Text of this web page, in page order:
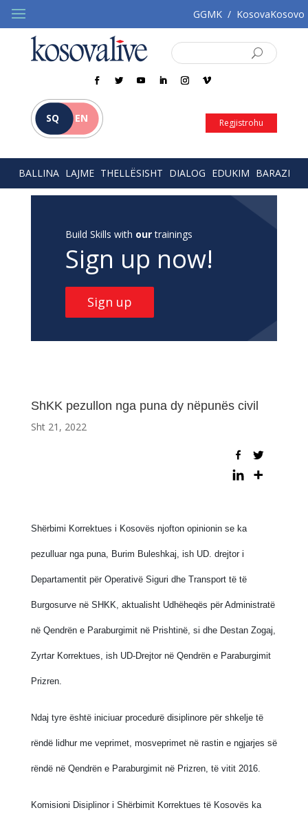
GGMK / KosovaKosovo
SQ EN Regjistrohu
BALLINA LAJME THELLËSISHT DIALOG EDUKIM BARAZI
Build Skills with ourtrainings
Sign up now!
Sign up
ShKK pezullon nga puna dy nëpunës civil
Sht 21, 2022
Shërbimi Korrektues i Kosovës njofton opinionin se ka
pezulluar nga puna, Burim Buleshkaj, ish UD. drejtor i
Departamentit për Operativë Siguri dhe Transport të të
Burgosurve në SHKK, aktualisht Udhëheqës për Administratë
në Qendrën e Paraburgimit në Prishtinë, si dhe Destan Zogaj,
Zyrtar Korrektues, ish UD-Drejtor në Qendrën e Paraburgimit
Prizren.
Ndaj tyre është iniciuar procedurë disiplinore për shkelje të
rëndë lidhur me veprimet, mosveprimet në rastin e ngjarjes së
rëndë në Qendrën e Paraburgimit në Prizren, të vitit 2016.
Komisioni Disiplinor i Shërbimit Korrektues të Kosovës ka